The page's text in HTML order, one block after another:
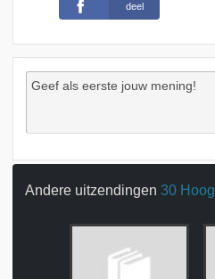
deel
Andere uitzendingen 30 Hoog